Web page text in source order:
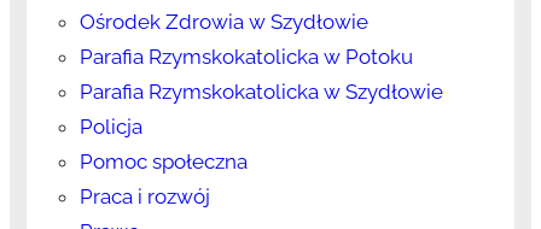
Ośrodek Zdrowia w Szydłowie
Parafia Rzymskokatolicka w Potoku
Parafia Rzymskokatolicka w Szydłowie
Policja
Pomoc społeczna
Praca i rozwój